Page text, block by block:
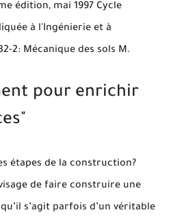
édition, mai 1997 Cycle
à l'Ingénierie et à
2: Mécanique des sols M.
pour enrichir
étapes de la construction?
de faire construire une
s’agit parfois d’un véritable